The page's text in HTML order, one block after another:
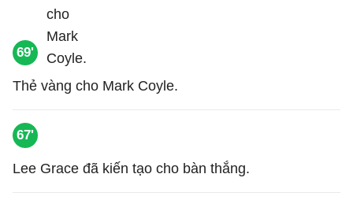
69'
Thẻ vàng cho Mark Coyle.
67'
Lee Grace đã kiến tạo cho bàn thắng.